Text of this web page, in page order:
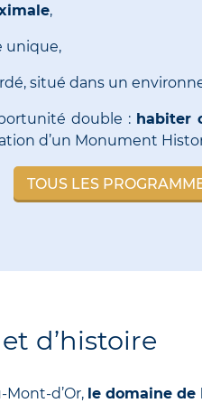
,
unique,
situé dans un
double : habiter
d’un Monument
TOUS LES
d’histoire
d’Or, le domaine de